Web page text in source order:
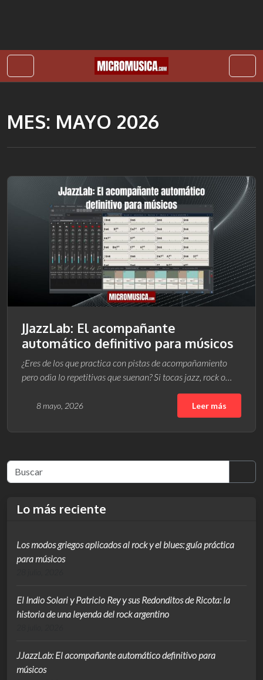
Skip to content
Skip to footer
MES: MAYO 2026
JJazzLab: El acompañante
automático definitivo para músicos
¿Eres de los que practica con pistas de acompañamiento
pero odia lo repetitivas que suenan? Si tocas jazz, rock o…
8 mayo, 2026 Leer más
Lo más reciente
Los modos griegos aplicados al rock y el blues: guía práctica
para músicos
El Indio Solari y Patricio Rey y sus Redonditos de Ricota: la
historia de una leyenda del rock argentino
JJazzLab: El acompañante automático definitivo para
músicos